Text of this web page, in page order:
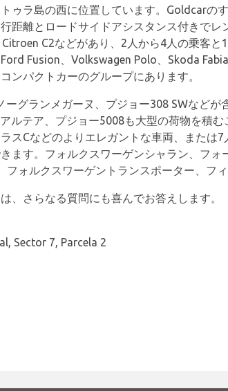
ゥラ島の西に位置しています。Goldcarの
距離とロードサイドアシスタンス付きでレ
C2などがあり、2人から4人の乗客と
Fusion、Volkswagen Polo、Skoda
ンパクトカーのグループにあります。
グランメガーヌ、プジョー308 SWなどが
ルテア、プジョー5008も大型の荷物を積
スCなどのよりエレガントな車両、または
ます。フォルクスワーゲンシャラン、フ
ォルクスワーゲントランスポーター、フ
、さらなる質問にも喜んでお答えします。
Sector 7, Parcela 2